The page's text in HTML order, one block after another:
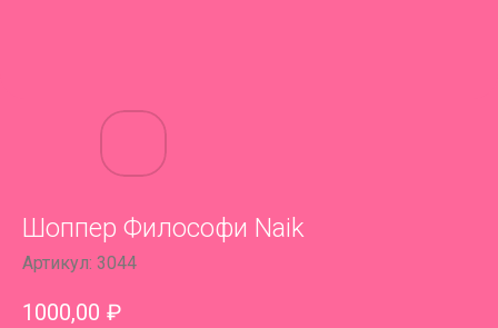
Шоппер Философи Naik
Артикул: 3044
1000,00 ₽